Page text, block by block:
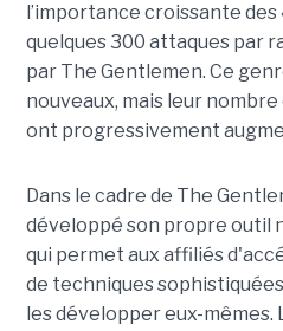
l’importance croissante des
quelques 300 attaques par
par The Gentlemen. Ce
nouveaux, mais leur
ont progressivement
Dans le cadre de The
développé son propre outil
qui permet aux affiliés
de techniques
les développer eux-